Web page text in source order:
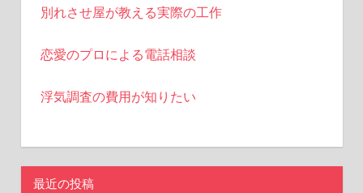
別れさせ屋が教える実際の工作
恋愛のプロによる電話相談
浮気調査の費用が知りたい
最近の投稿